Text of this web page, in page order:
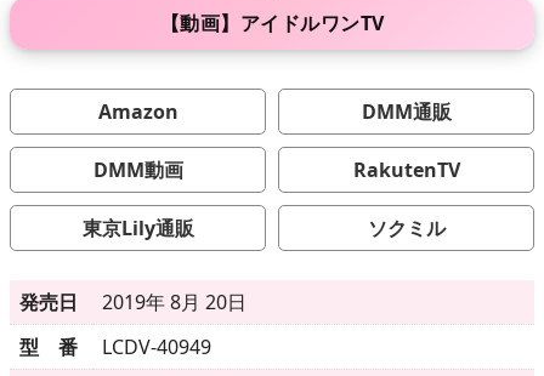
▶制作中
▶発売年月日
▶ 更新情報
【動画】アイドルワンTV
Amazon DMM通販
DMM動画 RakutenTV
東京Lily通販 ソクミル
発売日
2019年 8月 20日
型 番
LCDV-40949